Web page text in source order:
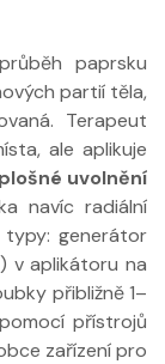
paprsku
partií těla,
Terapeut
ale aplikuje
plošné uvolnění
navíc radiální
typy: generátor
v aplikátoru na
přibližně 1–
přístrojů
zařízení pro